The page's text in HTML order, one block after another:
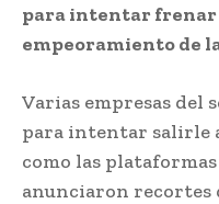
para intentar frenar
empeoramiento de
Varias empresas del
para intentar salirle
como las
anunciaron recortes